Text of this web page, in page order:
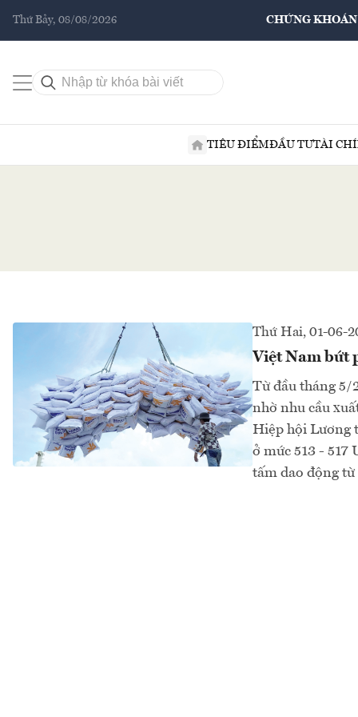
Thứ Bảy, 08/08/2026 CHỨNG KHOÁN
TIÊU ĐIỂMĐẦU TƯTÀI
Thứ Hai, 01-06-
Việt Nam bứt
Từ đầu tháng 5/
nhờ nhu cầu
Hiệp hội Lương
ở mức 513 -
tấm dao động